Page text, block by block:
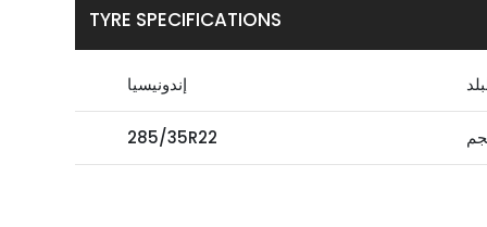
TYRE SPECIFICATIONS
إندونيسيا
285/35R22